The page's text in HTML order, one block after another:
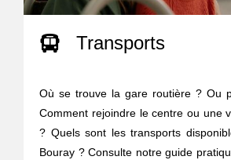
Transports
Où se trouve la gare routière ? Ou
Comment rejoindre le centre ou une
? Quels sont les transports
Bouray ? Consulte notre guide